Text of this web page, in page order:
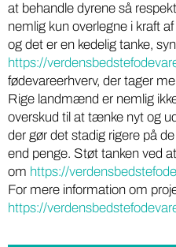
at behandle dyrene så
nemlig kun overlegne i kraft
og det er en kedelig tanke,
https://
fødevareerhverv, der tager
Rige landmænd er nemlig
overskud til at tænke nyt og
der gør det stadig rigere på
end penge. Støt tanken ved
om https://
For mere information om
https://